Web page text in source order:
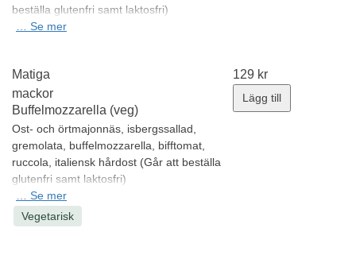
beställa glutenfri samt laktosfri)
Allergener:
Se mer
Matiga
mackor
Buffelmozzarella (veg)
Ost- och örtmajonnäs, isbergssallad,
gremolata, buffelmozzarella, bifftomat,
ruccola, italiensk hårdost (Går att beställa
glutenfri samt laktosfri)
Allergener:
Minsta antal: 1 st
Se mer
Vegetarisk
129 kr
Lägg till